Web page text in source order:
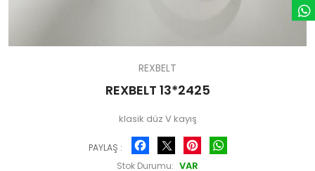
REXBELT
REXBELT 13*2425
klasik düz V kayış
PAYLAŞ :
Facebook Pinterest
Stok Durumu: VAR